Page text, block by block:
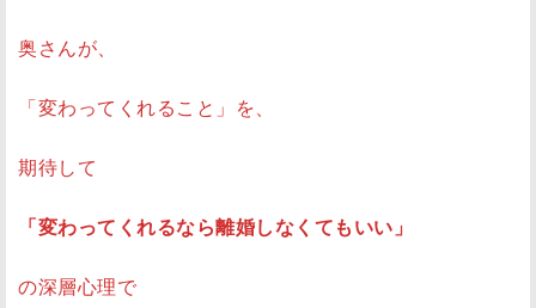
奥さんが、
「変わってくれること」を、
期待して
「変わってくれるなら離婚しなくてもいい」
の深層心理で